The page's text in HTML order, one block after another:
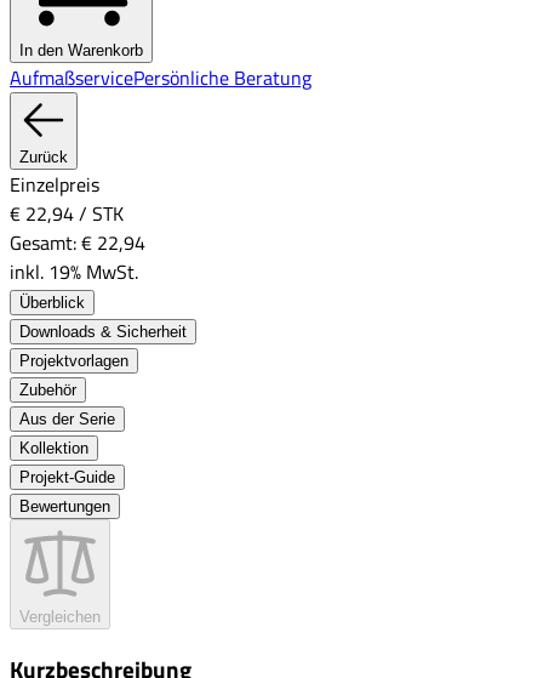
In den Warenkorb
AufmaßservicePersönliche Beratung
Zurück
Einzelpreis
€ 22,94/ STK
Gesamt:€ 22,94
inkl. 19% MwSt.
Überblick
Downloads & Sicherheit
Projektvorlagen
Zubehör
Aus der Serie
Kollektion
Projekt-Guide
Bewertungen
Vergleichen
Kurzbeschreibung